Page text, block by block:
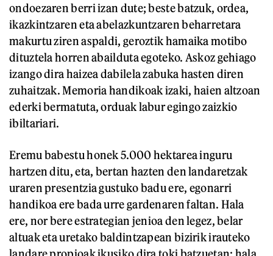
ondoezaren berri izan dute; beste batzuk, ordea,
ikazkintzaren eta abelazkuntzaren beharretara
makurtu ziren aspaldi, geroztik hamaika motibo
dituztela horren abailduta egoteko. Askoz gehiago
izango dira haizea dabilela zabuka hasten diren
zuhaitzak. Memoria handikoak izaki, haien altzoan
ederki bermatuta, orduak labur egingo zaizkio
ibiltariari.
Eremu babestu honek 5.000 hektarea inguru
hartzen ditu, eta, bertan hazten den landaretzak
uraren presentzia gustuko badu ere, egonarri
handikoa ere bada urre gardenaren faltan. Hala
ere, nor bere estrategian jenioa den legez, belar
altuak eta uretako baldintzapean bizirik irauteko